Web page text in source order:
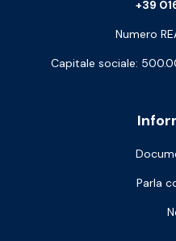
Parla
+39
Numero
Capitale sociale: